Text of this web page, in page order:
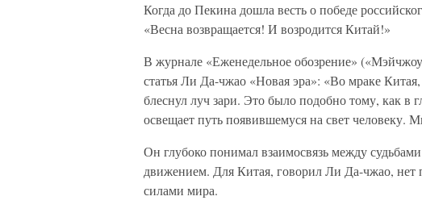
Когда до Пекина дошла весть о победе
«Весна возвращается! И возродится Китай!»
В журнале «Еженедельное обозрение»
статья Ли Да-чжао «Новая эра»: «Во мраке
блеснул луч зари. Это было подобно тому, как в
освещает путь появившемуся на свет
Он глубоко понимал взаимосвязь между
движением. Для Китая, говорил Ли Да-чжао, нет
силами мира.